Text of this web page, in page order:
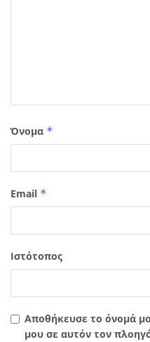
Όνομα *
Email *
Ιστότοπος
Αποθήκευσε το όνομά
μου σε αυτόν τον